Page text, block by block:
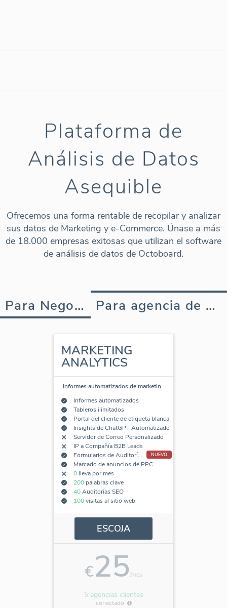
Plataforma de
Análisis de Datos
Asequible
Ofrecemos una forma rentable de recopilar y analizar
sus datos de Marketing y e-Commerce. Únase a más
de 18.000 empresas exitosas que utilizan el software
de análisis de datos de Octoboard.
Para Negocios Para agencia de marketing
MARKETING
ANALYTICS
Informes automatizados de marketin…
Informes automatizados
Tableros ilimitados
Portal del cliente de etiqueta blanca
Insights de ChatGPT Automatizado
Servidor de Correo Personalizado
IP a Compañía B2B Leads
Formularios de Auditoría SEO Incorporados
NUEVO
Marcado de anuncios de PPC
0lleva por mes
200palabras clave
40Auditorías SEO
100visitas al sitio web
ESCOJA
€25/mes
5 agencias clientes
conectado